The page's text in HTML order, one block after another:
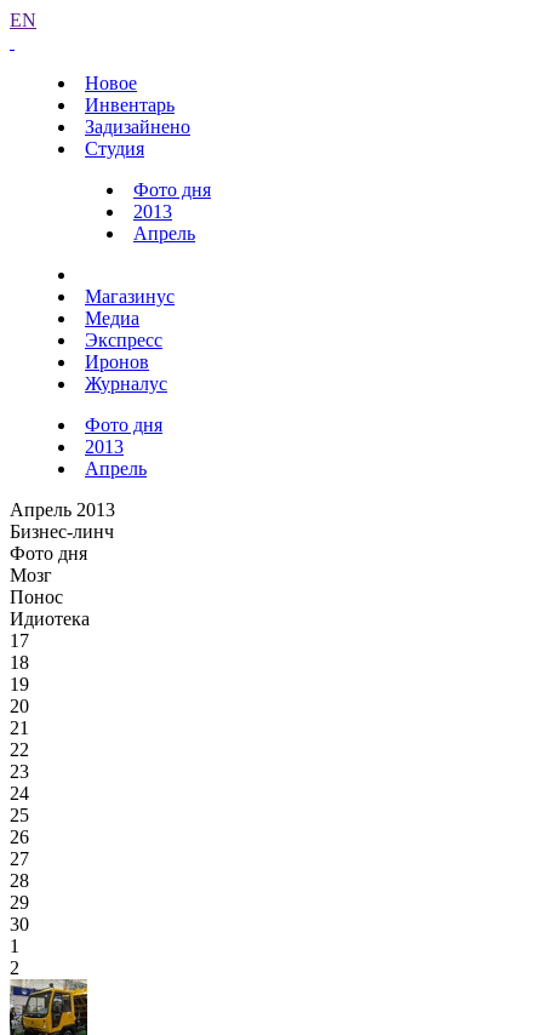
EN
Новое
Инвентарь
Задизайнено
Студия
Фото дня
2013
Апрель
Магазинус
Медиа
Экспресс
Иронов
Журналус
Фото дня
2013
Апрель
Апрель 2013
Бизнес-линч
Фото дня
Мозг
Понос
Идиотека
17
18
19
20
21
22
23
24
25
26
27
28
29
30
1
2